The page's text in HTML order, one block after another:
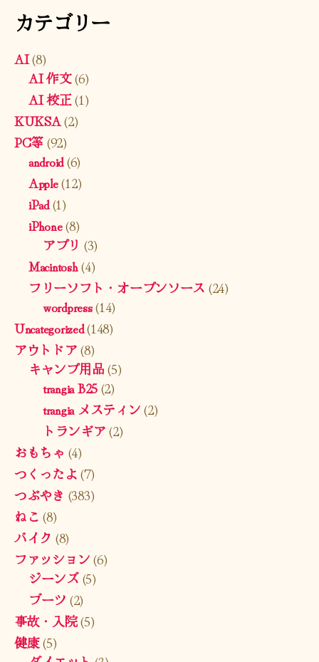
カテゴリー
AI(8)
AI 作文(6)
AI 校正(1)
KUKSA(2)
PC等(92)
android(6)
Apple(12)
iPad(1)
iPhone(8)
アプリ (3)
Macintosh(4)
フリーソフト・オープンソース (24)
wordpress(14)
Uncategorized(148)
アウトドア(8)
キャンプ用品(5)
trangia B25(2)
trangia メスティン(2)
トランギア(2)
おもちゃ (4)
つくったよ(7)
つぶやき (383)
ねこ (8)
バイク (8)
ファッション(6)
ジーンズ(5)
ブーツ (2)
事故・入院(5)
健康(5)